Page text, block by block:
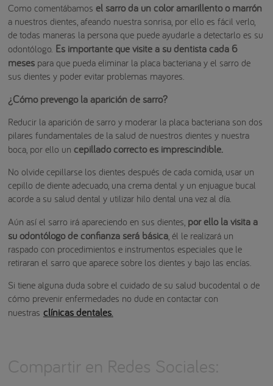
Como comentábamos el sarro da un color amarillento o marrón
a nuestros dientes, afeando nuestra sonrisa, por ello es fácil verlo,
de todas maneras la persona que puede ayudarle a detectarlo es su
odontólogo. Es importante que visite a su dentista cada 6
mesespara que pueda eliminar la placa bacteriana y el sarro de
sus dientes y poder evitar problemas mayores.
¿Cómo prevengo la aparición de sarro?
Reducir la aparición de sarro y moderar la placa bacteriana son dos
pilares fundamentales de la salud de nuestros dientes y nuestra
boca, por ello un cepillado correcto es imprescindible.
No olvide cepillarse los dientes después de cada comida, usar un
cepillo de diente adecuado, una crema dental y un enjuague bucal
acorde a su salud dental y utilizar hilo dental una vez al día.
Aún así el sarro irá apareciendo en sus dientes, por ello la visita a
su odontólogo de confianza será básica, él le realizará un
raspado con procedimientos e instrumentos especiales que le
retiraran el sarro que aparece sobre los dientes y bajo las encías.
Si tiene alguna duda sobre el cuidado de su salud bucodental o de
cómo prevenir enfermedades no dude en contactar con
nuestras clínicas dentales.